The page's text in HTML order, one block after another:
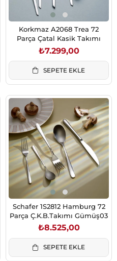
Korkmaz A2068 Trea 72
Parça Çatal Kasik Takımı
₺7.299,00
SEPETE EKLE
Schafer 1S2812 Hamburg 72
Parça Ç.K.B.Takımı Gümüş03
₺8.525,00
SEPETE EKLE